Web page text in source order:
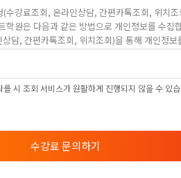
강료조회, 온라인상담, 간편카톡조회, 위치
원은 다음과 같은 방법으로 개인정보를 수집
담, 간편카톡조회, 위치조회)을 통해 개인정보
SNS 상담
거부에 따른 불이익 내용
수집하는 개인정보에 대해 동의를 거부할
시 조회 서비스가 원활하게 진행되지 않을 수 있
수강료 문의하기